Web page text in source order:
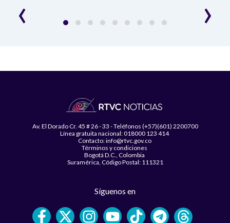
‹ ›
Av. El Dorado Cr. 45 # 26 - 33 - Teléfonos (+57)(601) 2200700
Línea gratuita nacional: 018000 123 414
Contacto: info@rtvc.gov.co
Términos y condiciones
Bogotá D.C., Colombia
Suramérica, Código Postal: 111321
Síguenos en